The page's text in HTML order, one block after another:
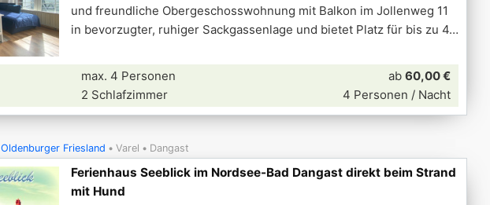
und freundliche Obergeschosswohnung mit Balkon im Jollenweg 11
in bevorzugter, ruhiger Sackgassenlage und bietet Platz für bis zu 4
max. 4 Personen
2 Schlafzimmer
ab 60,00 €
4 Personen / Nacht
Oldenburger Friesland Varel Dangast
Ferienhaus Seeblick im Nordsee-Bad Dangast direkt beim Strand
mit Hund